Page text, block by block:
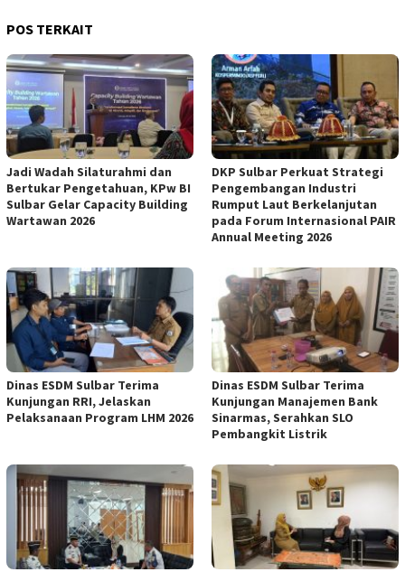
POS TERKAIT
Jadi Wadah Silaturahmi dan
Bertukar Pengetahuan, KPw BI
Sulbar Gelar Capacity Building
Wartawan 2026
DKP Sulbar Perkuat Strategi
Pengembangan Industri
Rumput Laut Berkelanjutan
pada Forum Internasional PAIR
Annual Meeting 2026
Dinas ESDM Sulbar Terima
Kunjungan RRI, Jelaskan
Pelaksanaan Program LHM 2026
Dinas ESDM Sulbar Terima
Kunjungan Manajemen Bank
Sinarmas, Serahkan SLO
Pembangkit Listrik